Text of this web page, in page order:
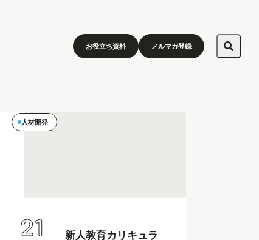
お役立ち資料 メルマガ登録
人材開発
新人教育カリキュラ